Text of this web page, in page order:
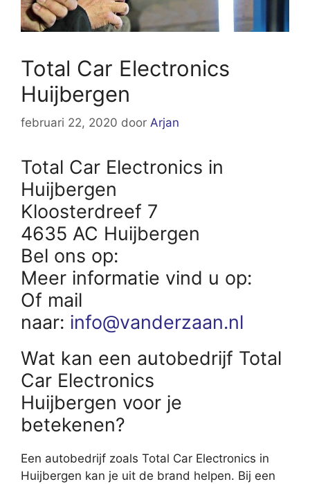
Total Car Electronics
Huijbergen
februari 22, 2020 door Arjan
Total Car Electronics in
Huijbergen
Kloosterdreef 7
4635 AC Huijbergen
Bel ons op:
Meer informatie vind u op:
Of mail
naar: info@vanderzaan.nl
Wat kan een autobedrijf Total
Car Electronics
Huijbergen voor je
betekenen?
Een autobedrijf zoals Total Car Electronics in
Huijbergen kan je uit de brand helpen. Bij een